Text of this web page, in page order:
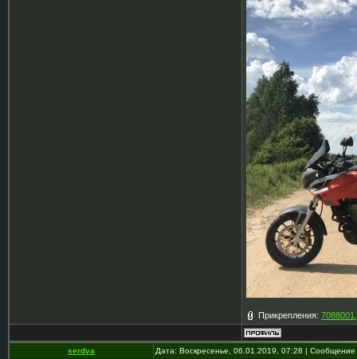
Прикрепления:
serdya Дата: Воскресенье, 06.01.2019, 07:28 |